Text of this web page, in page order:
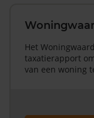
Het
taxatierapport
van een woning